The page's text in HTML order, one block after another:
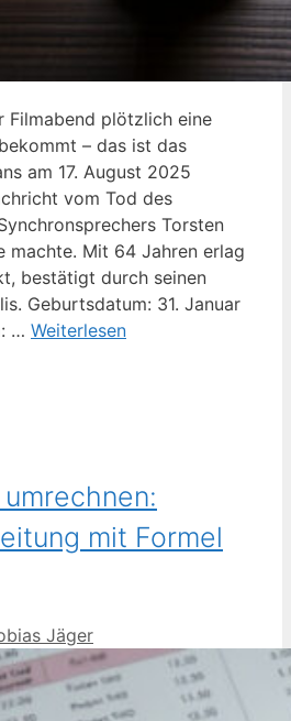
Filmabend plötzlich eine
– das ist das
am 17. August 2025
vom Tod des
Torsten
machte. Mit 64 Jahren erlag
bestätigt durch seinen
Geburtsdatum: 31. Januar
… Weiterlesen
mit Formel
Jäger